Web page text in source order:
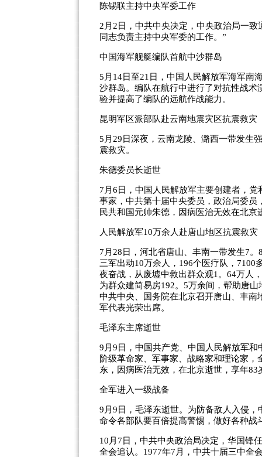
陈锡联主持中央军委工作
2月2日，中共中央决定，中央政治局一
同志负责主持中央军委的工作。”
中国海军舰艇编队首航中沙群岛
5月14日至21日，中国人民解放军海军南
沙群岛。编队在航行中进行了对抗性战
验并提高了编队的远航作战能力。
昆明军区派部队赴云南地震灾区抗震救灾
5月29日深夜，云南龙陵、潞西一带发生
震救灾。
朱德委员长逝世
7月6日，中国人民解放军主要创建者，
事家，中共第十届中央委员，政治局委
民共和国元帅朱德，因病医治无效在北京
人民解放军10万余人赴唐山地区抗震救灾
7月28日，河北省唐山、丰南一带发生7
三军出动10万余人，196个医疗队，7100
夜奋战，从废墟中救出群众观1。64万人
为群众建简易房192。5万余间，帮助唐
中共中央、国务院在北京召开唐山、丰
军代表光荣出席。
毛泽东主席逝世
9月9日，中国共产党、中国人民解放军
阶级革命家、军事家、战略家和理论家
东，因病医治无效，在北京逝世，享年83
全军进入一级战备
9月9日，毛泽东逝世。为防备敌人入侵
命令各部队要百倍提高警惕，做好各种
10月7日，中共中央政治局决定，华国锋
全会追认。1977年7月，中共十届三中全